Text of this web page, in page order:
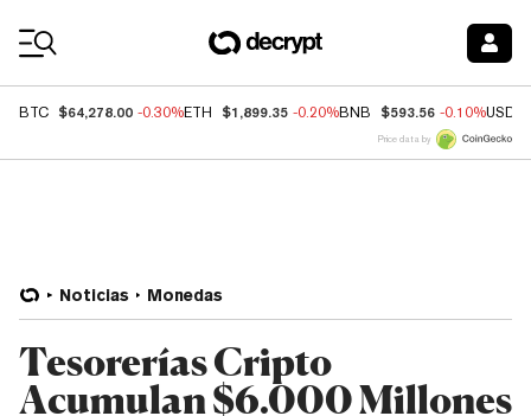
BTC $64,278.00 -0.30%ETH $1,899.35 -0.20%BNB $593.56 -0.10%USDC
Price data by
Noticias Monedas
Tesorerías Cripto
Acumulan $6.000 Millones